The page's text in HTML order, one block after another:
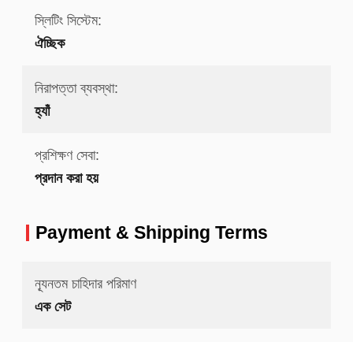
স্লিটিং সিস্টেম:
ঐচ্ছিক
নিরাপত্তা ব্যবস্থা:
হ্যাঁ
প্রশিক্ষণ সেবা:
প্রদান করা হয়
Payment & Shipping Terms
ন্যূনতম চাহিদার পরিমাণ
এক সেট